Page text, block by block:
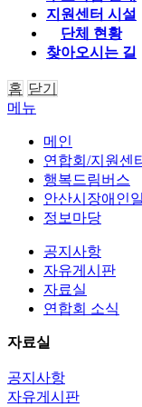
지원센터 시설
단체 현황
찾아오시는 길
홈 닫기
메뉴
메인
연합회/지원센
행복드림버스
안산시장애인
정보마당
공지사항
자유게시판
자료실
연합회 소식
자료실
공지사항
자유게시판